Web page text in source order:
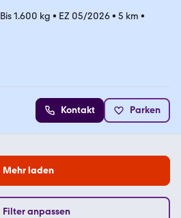
Bis 1.600 kg • EZ 05/2026• 5 km •
Kontakt Parken
Mehr laden
Filter anpassen